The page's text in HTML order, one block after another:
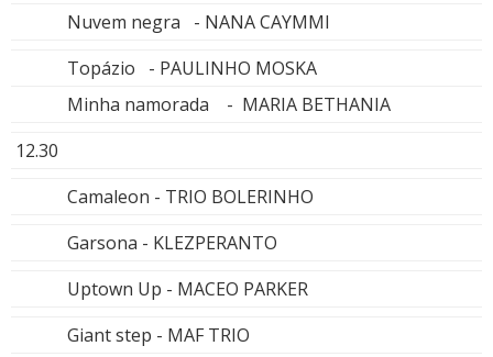
Nuvem negra - NANA CAYMMI
Topázio - PAULINHO MOSKA
Minha namorada - MARIA BETHANIA
12.30
Camaleon - TRIO BOLERINHO
Garsona - KLEZPERANTO
Uptown Up - MACEO PARKER
Giant step - MAF TRIO